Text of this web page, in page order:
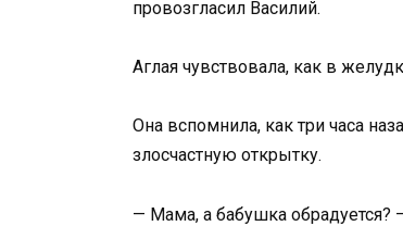
провозгласил Василий.
Аглая чувствовала, как в
Она вспомнила, как три часа
злосчастную открытку.
— Мама, а бабушка